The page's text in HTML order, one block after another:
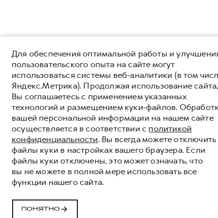
Для обеспечения оптимальной работы и
пользовательского опыта на сайте могут
использоваться системы веб-аналитики (в том
Яндекс.Метрика). Продолжая использование сайта,
Вы соглашаетесь с применением указанных
технологий и размещением куки-файлов.
вашей персональной информации на нашем сайте
осуществляется в соответствии с политикой
конфиденциальности. Вы всегда можете отключить
файлы куки в настройках вашего браузера. Если
файлы куки отключены, это может означать, что
вы не можете в полной мере использовать все
функции нашего сайта.
ПОНЯТНО